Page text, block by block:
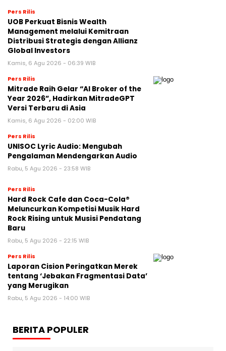
Pers Rilis
UOB Perkuat Bisnis Wealth
Management melalui Kemitraan
Distribusi Strategis dengan Allianz
Global Investors
Kamis, 6 Agu 2026 - 06:39 WIB
Pers Rilis
Mitrade Raih Gelar “AI Broker of the
Year 2026”, Hadirkan MitradeGPT
Versi Terbaru di Asia
Kamis, 6 Agu 2026 - 02:00 WIB
Pers Rilis
UNISOC Lyric Audio: Mengubah
Pengalaman Mendengarkan Audio
Rabu, 5 Agu 2026 - 23:58 WIB
Pers Rilis
Hard Rock Cafe dan Coca-Cola®
Meluncurkan Kompetisi Musik Hard
Rock Rising untuk Musisi Pendatang
Baru
Rabu, 5 Agu 2026 - 22:15 WIB
Pers Rilis
Laporan Cision Peringatkan Merek
tentang ‘Jebakan Fragmentasi Data’
yang Merugikan
Rabu, 5 Agu 2026 - 14:00 WIB
BERITA POPULER